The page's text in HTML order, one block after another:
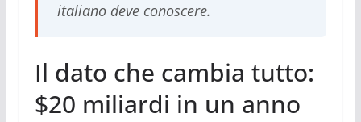
italiano deve conoscere.
Il dato che cambia tutto:
$20 miliardi in un anno